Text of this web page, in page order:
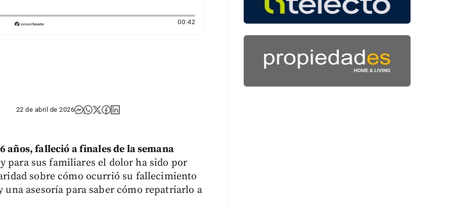
00:42Duración: 42 segundos
22 de abril de 2026
años, falleció a finales de la semana
para sus familiares el dolor ha sido por
sobre cómo ocurrió su fallecimiento
asesoría para saber cómo repatriarlo a